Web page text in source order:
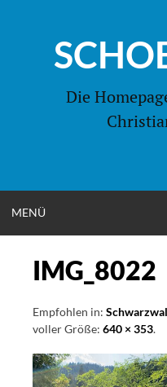
springen
Die
MENÜ
IMG_8022
Empfohlen in:
voller Größe: 640 × 353.